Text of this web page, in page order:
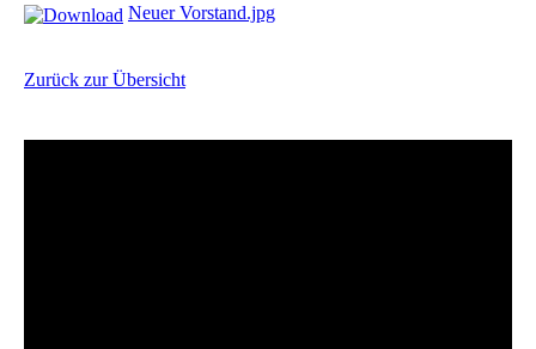
Neuer Vorstand.jpg
Zurück zur Übersicht